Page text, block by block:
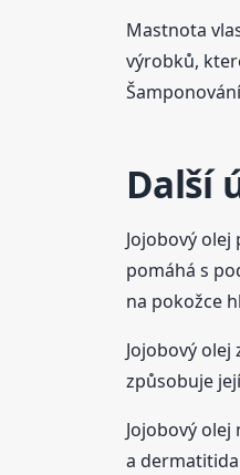
Mastnota
výrobků,
Další
Jojobový
pomáhá s
na pokožce
Jojobový
způsobuje
Jojobový
a